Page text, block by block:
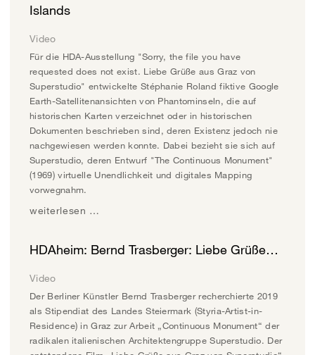
Islands
Video
Für die HDA-Ausstellung "Sorry, the file you have
requested does not exist. Liebe Grüße aus Graz von
Superstudio" entwickelte Stéphanie Roland fiktive Google
Earth-Satellitenansichten von Phantominseln, die auf
historischen Karten verzeichnet oder in historischen
Dokumenten beschrieben sind, deren Existenz jedoch nie
nachgewiesen werden konnte. Dabei bezieht sie sich auf
Superstudio, deren Entwurf "The Continuous Monument"
(1969) virtuelle Unendlichkeit und digitales Mapping
vorwegnahm.
weiterlesen …
HDAheim: Bernd Trasberger: Liebe Grüße…
Video
Der Berliner Künstler Bernd Trasberger recherchierte 2019
als Stipendiat des Landes Steiermark (Styria-Artist-in-
Residence) in Graz zur Arbeit „Continuous Monument“ der
radikalen italienischen Architektengruppe Superstudio. Der